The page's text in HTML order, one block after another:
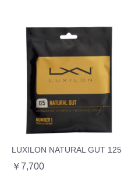
LUXILON NATURAL GUT 125
￥7,700